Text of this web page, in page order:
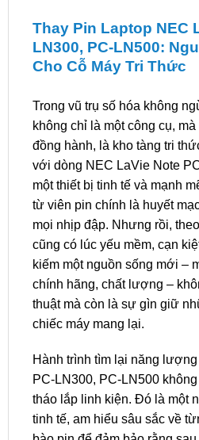
Thay Pin Laptop NEC
LN300, PC-LN500:
Cho Cỗ Máy Tri Thức
Trong vũ trụ số hóa không
không chỉ là một công cụ,
đồng hành, là kho tàng tri
với dòng NEC LaVie Note
một thiết bị tinh tế và mạnh
từ viên pin chính là huyết
mọi nhịp đập. Nhưng rồi,
cũng có lúc yếu mềm, cạn
kiếm một nguồn sống mới –
chính hãng, chất lượng –
thuật mà còn là sự gìn giữ
chiếc máy mang lại.
Hành trình tìm lại năng
PC-LN300, PC-LN500
tháo lắp linh kiện. Đó là một
tinh tế, am hiểu sâu sắc về